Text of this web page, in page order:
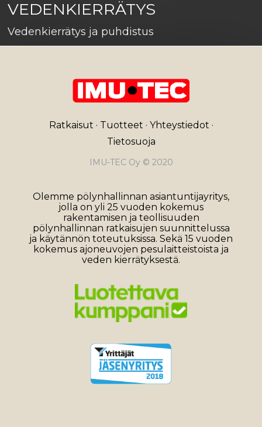
VEDENKIERRÄTYS
Vedenkierrätys ja puhdistus
Ratkaisut · Tuotteet · Yhteystiedot ·
Tietosuoja
IMU-TEC Oy © 2020
Olemme pölynhallinnan asiantuntijayritys,
jolla on yli 25 vuoden kokemus
rakentamisen ja teollisuuden
pölynhallinnan ratkaisujen suunnittelussa
ja käytännön toteutuksissa. Sekä 15 vuoden
kokemus ajoneuvojen pesulaitteistoista ja
veden kierrätyksestä.